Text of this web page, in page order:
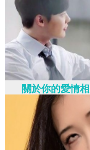
關於你的愛情